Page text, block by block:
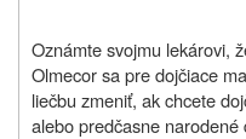
Oznámte svojmu lekárovi,
Olmecor sa pre dojčiace
liečbu zmeniť, ak chcete
alebo predčasne narodené